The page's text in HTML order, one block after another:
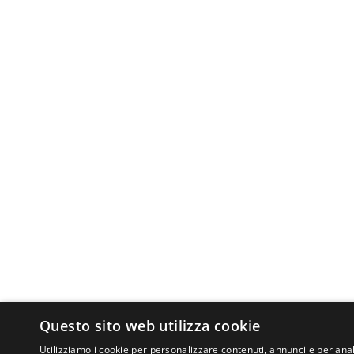
Questo sito web utilizza cookie
Utilizziamo i cookie per personalizzare contenuti, annunci e per